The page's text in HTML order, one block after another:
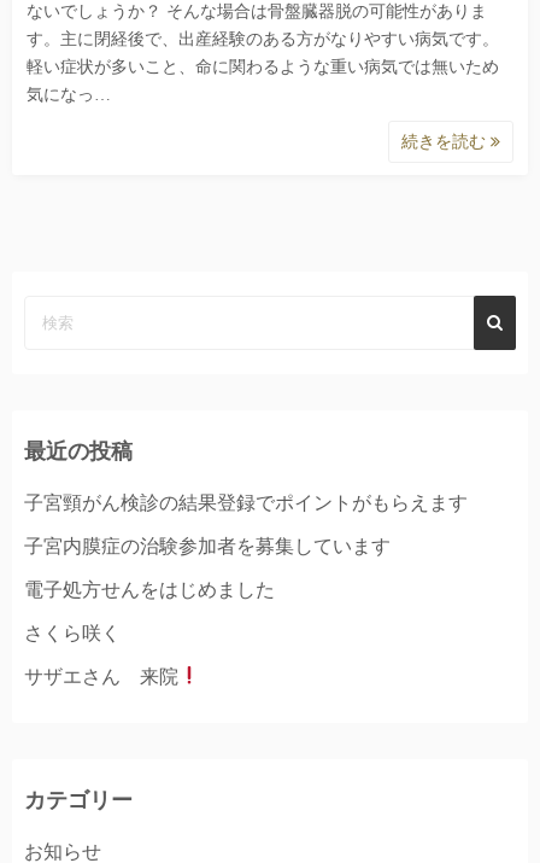
ないでしょうか？ そんな場合は骨盤臓器脱の可能性がありま
す。主に閉経後で、出産経験のある方がなりやすい病気です。
軽い症状が多いこと、命に関わるような重い病気では無いため
気になっ…
続きを読む
最近の投稿
子宮頸がん検診の結果登録でポイントがもらえます
子宮内膜症の治験参加者を募集しています
電子処方せんをはじめました
さくら咲く
サザエさん 来院
カテゴリー
お知らせ